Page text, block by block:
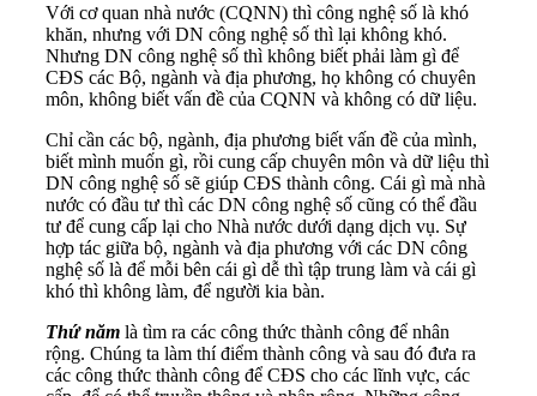
Với cơ quan nhà nước (CQNN) thì công nghệ số là khó
khăn, nhưng với DN công nghệ số thì lại không khó.
Nhưng DN công nghệ số thì không biết phải làm gì để
CĐS các Bộ, ngành và địa phương, họ không có chuyên
môn, không biết vấn đề của CQNN và không có dữ liệu.
Chỉ cần các bộ, ngành, địa phương biết vấn đề của mình,
biết mình muốn gì, rồi cung cấp chuyên môn và dữ liệu thì
DN công nghệ số sẽ giúp CĐS thành công. Cái gì mà nhà
nước có đầu tư thì các DN công nghệ số cũng có thể đầu
tư để cung cấp lại cho Nhà nước dưới dạng dịch vụ. Sự
hợp tác giữa bộ, ngành và địa phương với các DN công
nghệ số là để mỗi bên cái gì dễ thì tập trung làm và cái gì
khó thì không làm, để người kia bàn.
Thứ năm là tìm ra các công thức thành công để nhân
rộng. Chúng ta làm thí điểm thành công và sau đó đưa ra
các công thức thành công để CĐS cho các lĩnh vực, các